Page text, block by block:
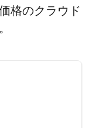
格のクラウド